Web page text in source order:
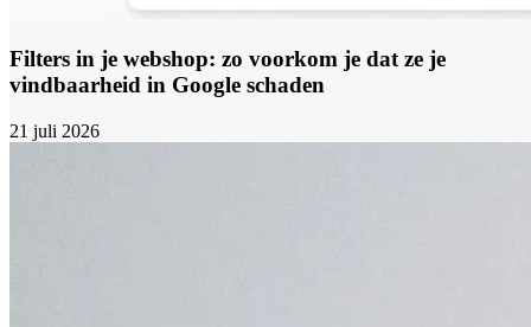
Filters in je webshop: zo voorkom je dat ze je
vindbaarheid in Google schaden
21 juli 2026